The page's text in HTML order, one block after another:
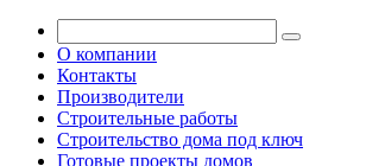
О компании
Контакты
Производители
Строительные работы
Строительство дома под ключ
Готовые проекты домов